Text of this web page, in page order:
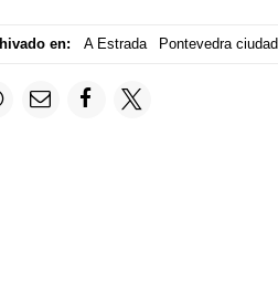
en: A Estrada Pontevedra ciudad